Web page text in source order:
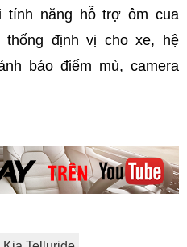
tính năng hỗ trợ ôm cua
định vị cho xe, hệ
báo điểm mù, camera